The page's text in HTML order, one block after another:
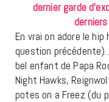
dernier garde
En vrai on adore le
question
bel enfant de Papa
Night Hawks,
potes on a Freez (du